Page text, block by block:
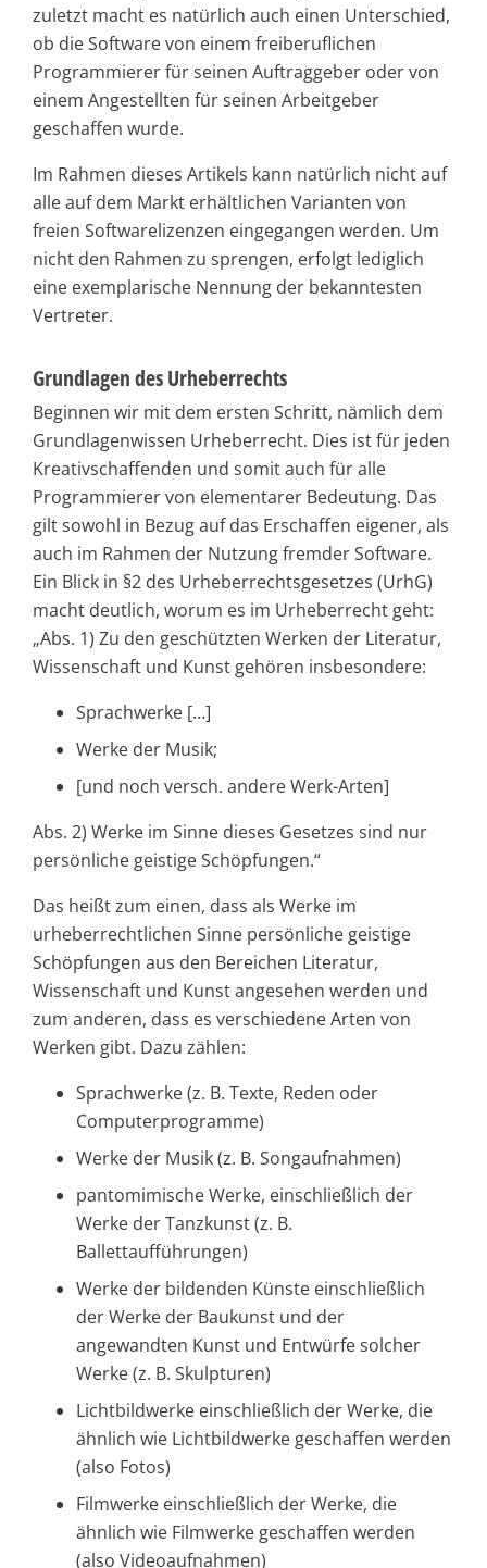
zuletzt macht es natürlich auch einen Unterschied,
ob die Software von einem freiberuflichen
Programmierer für seinen Auftraggeber oder von
einem Angestellten für seinen Arbeitgeber
geschaffen wurde.
Im Rahmen dieses Artikels kann natürlich nicht auf
alle auf dem Markt erhältlichen Varianten von
freien Softwarelizenzen eingegangen werden. Um
nicht den Rahmen zu sprengen, erfolgt lediglich
eine exemplarische Nennung der bekanntesten
Vertreter.
Grundlagen des Urheberrechts
Beginnen wir mit dem ersten Schritt, nämlich dem
Grundlagenwissen Urheberrecht. Dies ist für jeden
Kreativschaffenden und somit auch für alle
Programmierer von elementarer Bedeutung. Das
gilt sowohl in Bezug auf das Erschaffen eigener, als
auch im Rahmen der Nutzung fremder Software.
Ein Blick in §2 des Urheberrechtsgesetzes (UrhG)
macht deutlich, worum es im Urheberrecht geht:
„Abs. 1) Zu den geschützten Werken der Literatur,
Wissenschaft und Kunst gehören insbesondere:
Sprachwerke […]
Werke der Musik;
[und noch versch. andere Werk-Arten]
Abs. 2) Werke im Sinne dieses Gesetzes sind nur
persönliche geistige Schöpfungen.“
Das heißt zum einen, dass als Werke im
urheberrechtlichen Sinne persönliche geistige
Schöpfungen aus den Bereichen Literatur,
Wissenschaft und Kunst angesehen werden und
zum anderen, dass es verschiedene Arten von
Werken gibt. Dazu zählen:
Sprachwerke (z. B. Texte, Reden oder
Computerprogramme)
Werke der Musik (z. B. Songaufnahmen)
pantomimische Werke, einschließlich der
Werke der Tanzkunst (z. B.
Ballettaufführungen)
Werke der bildenden Künste einschließlich
der Werke der Baukunst und der
angewandten Kunst und Entwürfe solcher
Werke (z. B. Skulpturen)
Lichtbildwerke einschließlich der Werke, die
ähnlich wie Lichtbildwerke geschaffen werden
(also Fotos)
Filmwerke einschließlich der Werke, die
ähnlich wie Filmwerke geschaffen werden
(also Videoaufnahmen)